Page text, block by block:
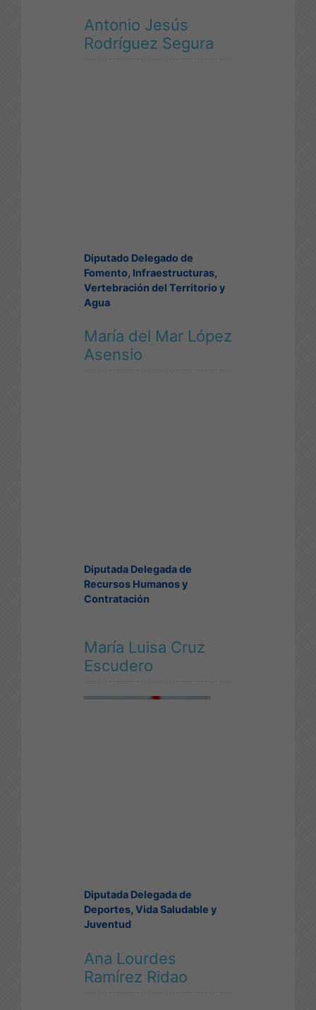
Antonio Jesús
Rodríguez Segura
Diputado Delegado de
Fomento, Infraestructuras,
Vertebración del Territorio y
María del Mar López
Asensio
Diputada Delegada de
Recursos Humanos y
Contratación
María Luisa Cruz
Escudero
Diputada Delegada de
Deportes, Vida Saludable y
Juventud
Ana Lourdes
Ramírez Ridao